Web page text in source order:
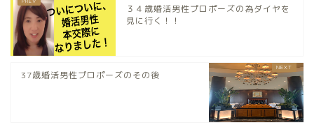
３４歳婚活男性プロポーズの為ダイヤを
見に行く！！
37歳婚活男性プロポーズのその後